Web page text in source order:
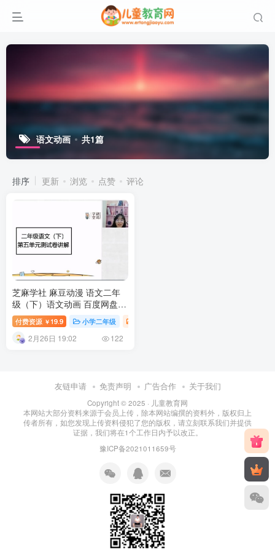
语文动画 共1篇
排序 更新 浏览 点赞 评论
芝麻学社 麻豆动漫 语文二年
级（下）语文动画 百度网盘下
载付费资源 ￥ 19.9 小学二年级
2月26日 19:02 122
友链申请 免责声明 广告合作 关于我们
Copyright © 2025 · 儿童教育网
本网站大部分资料来源于会员上传，除本网站编撰的资料外，版权归上
传者所有，如您发现上传资料侵犯了您的版权，请立刻联系我们并提供
证据，我们将在1个工作日内予以改正。
豫ICP备2021011659号